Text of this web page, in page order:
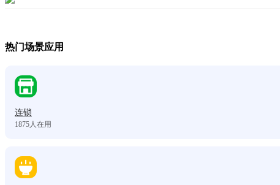
热门场景应用
连锁
1875人在用